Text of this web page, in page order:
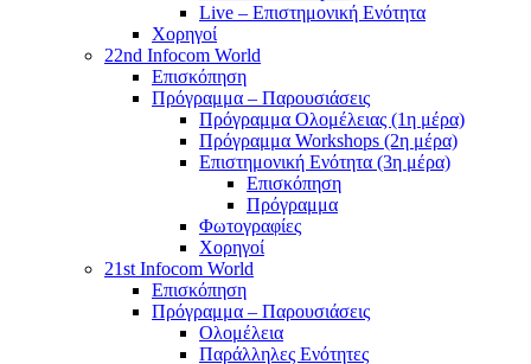
Live – Επιστημονική Ενότητα
Χορηγοί
22nd Infocom World
Επισκόπηση
Πρόγραμμα – Παρουσιάσεις
Πρόγραμμα Ολομέλειας (1η μέρα)
Πρόγραμμα Workshops (2η μέρα)
Επιστημονική Ενότητα (3η μέρα)
Επισκόπηση
Πρόγραμμα
Φωτογραφίες
Χορηγοί
21st Infocom World
Επισκόπηση
Πρόγραμμα – Παρουσιάσεις
Ολομέλεια
Παράλληλες Ενότητες